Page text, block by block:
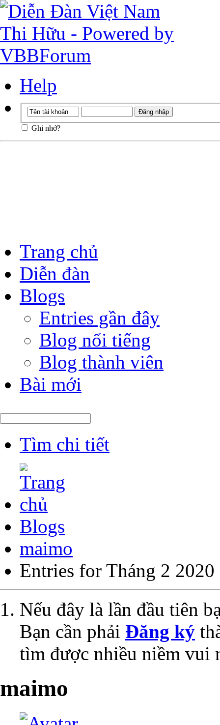
Help
Ghi nhớ?
Trang chủ
Diễn đàn
Blogs
Entries gần đây
Blog nổi tiếng
Blog thành viên
Bài mới
Tìm chi tiết
Blogs
maimo
Entries for Tháng 2 2020
Nếu đây là lần đầu tiên
Bạn cần phải Đăng ký
tìm được nhiều niềm vui
maimo